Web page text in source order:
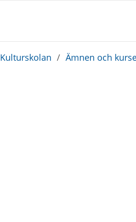
Kulturskolan / Ämnen och